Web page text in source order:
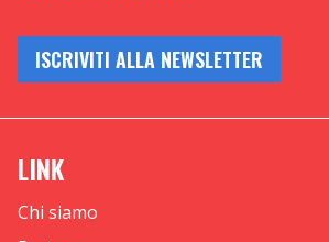
ISCRIVITI ALLA NEWSLETTER
LINK
Chi siamo